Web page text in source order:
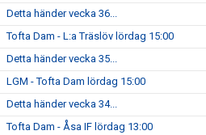
Detta händer vecka 36...
Tofta Dam - L:a Träslöv lördag 15:00
Detta händer vecka 35...
LGM - Tofta Dam lördag 15:00
Detta händer vecka 34...
Tofta Dam - Åsa IF lördag 13:00